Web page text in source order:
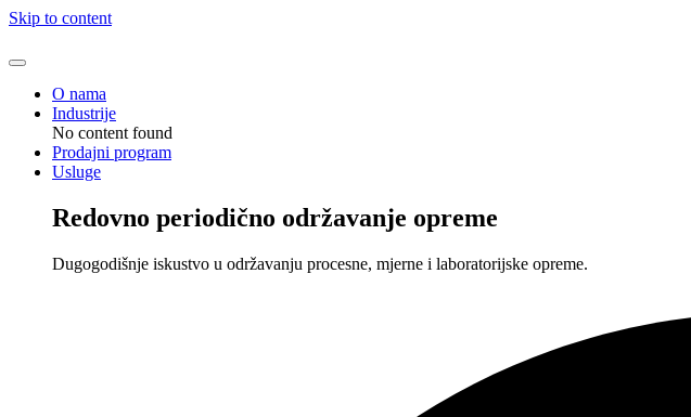
Skip to content
O nama
Industrije
No content found
Prodajni program
Usluge
Redovno periodično održavanje opreme
Dugogodišnje iskustvo u održavanju procesne, mjerne i laboratorijske opreme.